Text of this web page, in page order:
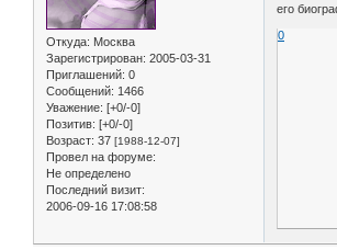
Откуда: Москва
Зарегистрирован: 2005-03-31
Приглашений: 0
Сообщений: 1466
Уважение: [+0/-0]
Позитив: [+0/-0]
Возраст: 37 [1988-12-07]
Провел на форуме:
Не определено
Последний визит:
2006-09-16 17:08:58
его
0